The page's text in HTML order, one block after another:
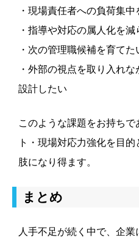
・現場責任者への負荷集
・指導や対応の属人化を減
・次の管理職候補を育てた
・外部の視点を取り入れ
設計したい
このような課題をお持ち
ト・現場対応力強化を目
肢になり得ます。
まとめ
人手不足が続く中で、企